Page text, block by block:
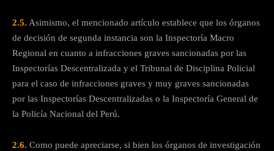
2.5. Asimismo, el mencionado artículo establece que los órganos
de decisión de segunda instancia son la Inspectoría Macro
Regional en cuanto a infracciones graves sancionadas por las
Inspectorías Descentralizada y el Tribunal de Disciplina Policial
para el caso de infracciones graves y muy graves sancionadas
por las Inspectorías Descentralizadas o la Inspectoría General de
la Policía Nacional del Perú.
2.6. Como puede apreciarse, si bien los órganos de investigación